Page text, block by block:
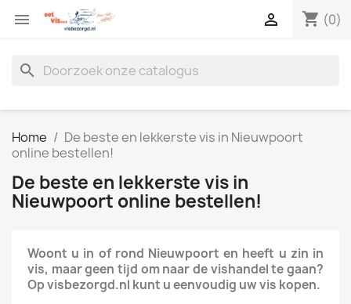
 shopping_cart (0)

search
Home
De beste en lekkerste vis in Nieuwpoort
online bestellen!
De beste en lekkerste vis in
Nieuwpoort online bestellen!
Woont u in of rond Nieuwpoort en heeft u zin in
vis, maar geen tijd om naar de vishandel te gaan?
Op visbezorgd.nl kunt u eenvoudig uw vis kopen.